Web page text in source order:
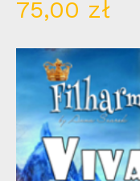
75,00 zł
30
mar